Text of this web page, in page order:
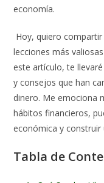
economía.
Hoy, quiero
lecciones más
este artículo, te
y consejos que han
dinero. Me emociona
hábitos financieros,
económica y
Tabla de